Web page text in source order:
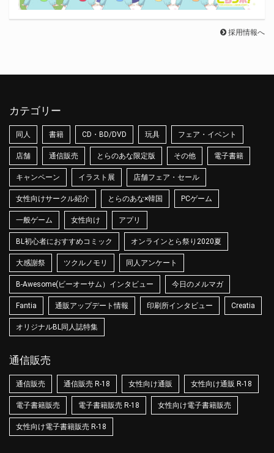
採用情報へ
カテゴリー
同人 書籍 CD・BD/DVD 玩具 フェア・イベント
店舗 通信販売 とらのあな限定版 その他 電子書籍
キャンペーン イラスト展 店舗フェア・セール
女性向けサークル紹介 とらのあな×韓国 PCゲーム
一般ゲーム 女性向け アプリ
BL初心者におすすめコミック オンラインとら祭り2020夏
大感謝祭 ツクルノモリ 同人アンケート
B-Awesome(ビーオーサム）インタビュー 今日のメルマガ
Fantia 通販アップデート情報 印刷所インタビュー Creatia
オリジナルBL同人誌特集
通信販売
通信販売 通信販売 R-18 女性向け通販 女性向け通販 R-18
電子書籍販売 電子書籍販売 R-18 女性向け電子書籍販売
女性向け電子書籍販売 R-18